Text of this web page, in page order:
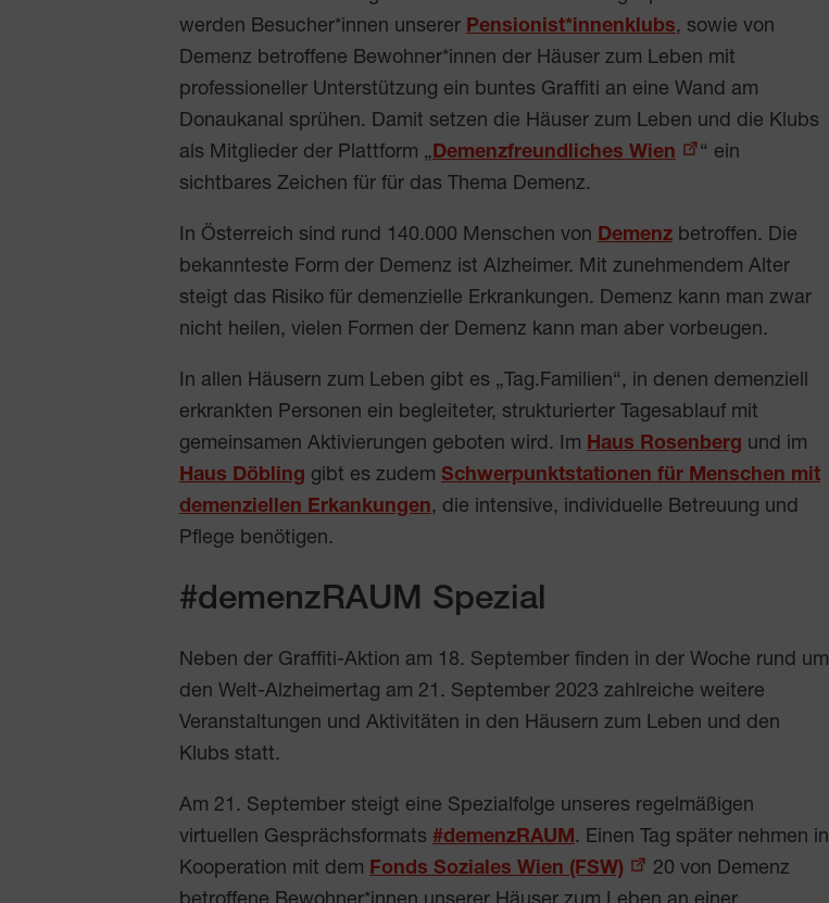
werden Besucher*innen unserer Pensionist*innenklubs, sowie von
Demenz betroffene Bewohner*innen der Häuser zum Leben mit
professioneller Unterstützung ein buntes Graffiti an eine Wand am
Donaukanal sprühen. Damit setzen die Häuser zum Leben und die Klubs
als Mitglieder der Plattform „Demenzfreundliches Wien
“ ein
sichtbares Zeichen für für das Thema Demenz.
In Österreich sind rund 140.000 Menschen von Demenz betroffen. Die
bekannteste Form der Demenz ist Alzheimer. Mit zunehmendem Alter
steigt das Risiko für demenzielle Erkrankungen. Demenz kann man zwar
nicht heilen, vielen Formen der Demenz kann man aber vorbeugen.
In allen Häusern zum Leben gibt es „Tag.Familien“, in denen demenziell
erkrankten Personen ein begleiteter, strukturierter Tagesablauf mit
gemeinsamen Aktivierungen geboten wird. Im Haus Rosenberg und im
Haus Döbling gibt es zudem Schwerpunktstationen für Menschen mit
demenziellen Erkankungen, die intensive, individuelle Betreuung und
Pflege benötigen.
#demenzRAUM Spezial
Neben der Graffiti-Aktion am 18. September finden in der Woche rund um
den Welt-Alzheimertag am 21. September 2023 zahlreiche weitere
Veranstaltungen und Aktivitäten in den Häusern zum Leben und den
Klubs statt.
Am 21. September steigt eine Spezialfolge unseres regelmäßigen
virtuellen Gesprächsformats #demenzRAUM. Einen Tag später nehmen in
Kooperation mit dem Fonds Soziales Wien (FSW)
20 von Demenz